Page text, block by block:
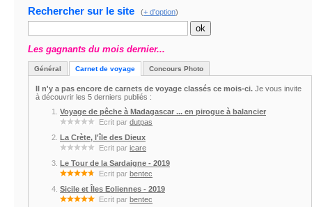
Rechercher sur le site (+ d'option)
Les gagnants du mois dernier...
Général Carnet de voyage Concours Photo
Il n'y a pas encore de carnets de voyage classés ce mois-ci. Je vous invite
à découvrir les 5 derniers publiés :
Voyage de pêche à Madagascar ... en pirogue à balancier
Ecrit par dutpas
La Crète, l'île des Dieux
Ecrit par icare
Le Tour de la Sardaigne - 2019
Ecrit par bentec
Sicile et Îles Eoliennes - 2019
Ecrit par bentec